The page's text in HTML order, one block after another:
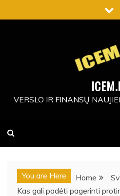
to
VERSLO IR FINANSŲ
You are Here Home
Kas gali padėti pagerinti